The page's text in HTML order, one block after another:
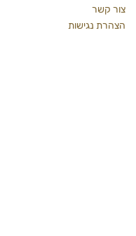
צור קשר
הצהרת נגישות